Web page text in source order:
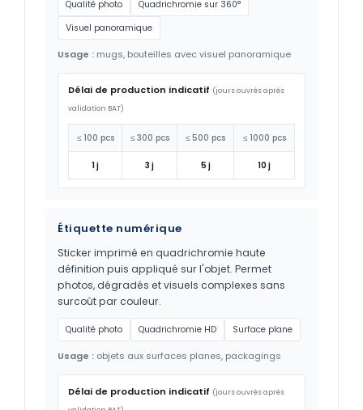
Qualité photo
Quadrichromie sur 360°
Visuel panoramique
Usage : mugs, bouteilles avec visuel panoramique
Délai de production indicatif (jours ouvrés après
validation BAT)
≤ 100 pcs ≤ 300 pcs ≤ 500 pcs ≤ 1000 pcs
1 j 3 j 5 j 10 j
Étiquette numérique
Sticker imprimé en quadrichromie haute
définition puis appliqué sur l'objet. Permet
photos, dégradés et visuels complexes sans
surcoût par couleur.
Qualité photo Quadrichromie HD Surface plane
Usage : objets aux surfaces planes, packagings
Délai de production indicatif (jours ouvrés après